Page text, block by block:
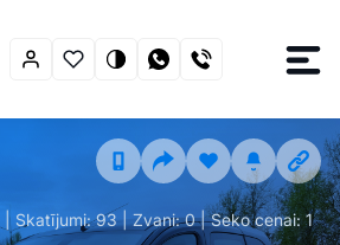
| Skatījumi:93| Zvani:0| Seko cenai:1